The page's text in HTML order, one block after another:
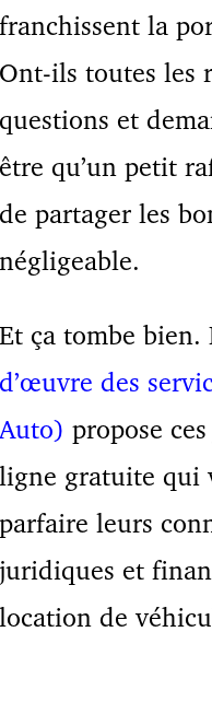
franchissent la
Ont-ils toutes les
questions et
être qu’un petit
de partager les
négligeable.
Et ça tombe bien.
d’œuvre des
propose
ligne gratuite qui
parfaire leurs
juridiques et
location de